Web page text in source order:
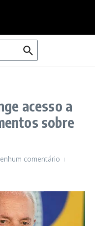
acesso a
sobre
comentário